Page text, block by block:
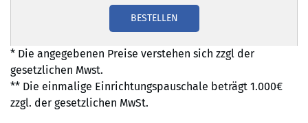
BESTELLEN
* Die angegebenen Preise verstehen sich zzgl der
gesetzlichen Mwst.
** Die einmalige Einrichtungspauschale beträgt 1.000€
zzgl. der gesetzlichen MwSt.